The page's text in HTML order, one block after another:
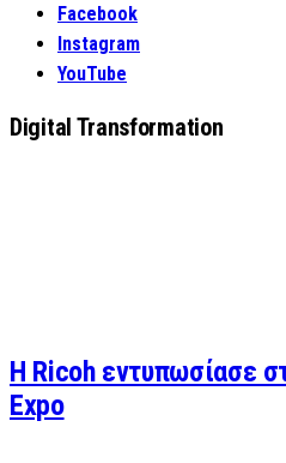
Facebook
Instagram
YouTube
Digital Transformation
Η Ricoh εντυπωσίασε
Expo